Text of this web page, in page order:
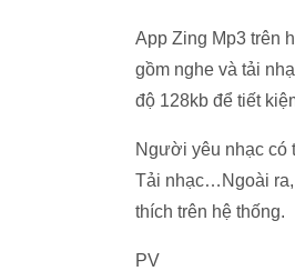
App Zing Mp3 trên
gồm nghe và tải
độ 128kb để tiết
Người yêu nhạc có
Tải nhạc…Ngoài ra,
thích trên hệ thống.
PV